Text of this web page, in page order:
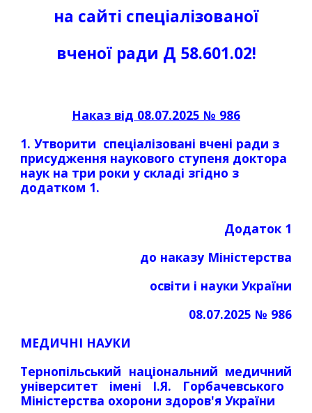
на сайті спеціалізованої
вченої ради Д 58.601.02!
Наказ від 08.07.2025 № 986
1. Утворити спеціалізовані вчені ради з
присудження наукового ступеня доктора
наук на три роки у складі згідно з
додатком 1.
Додаток 1
до наказу Міністерства
освіти і науки України
08.07.2025 № 986
МЕДИЧНІ НАУКИ
Тернопільський національний медичний
університет імені І.Я. Горбачевського
Міністерства охорони здоров'я України